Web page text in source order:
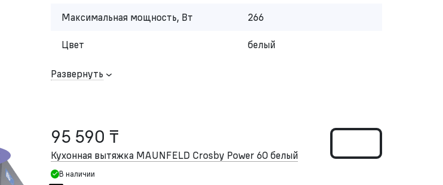
Максимальная мощность, Вт 266
Цвет белый
Развернуть
95 590 ₸
Кухонная вытяжка MAUNFELD Crosby Power 60 белый
В наличии